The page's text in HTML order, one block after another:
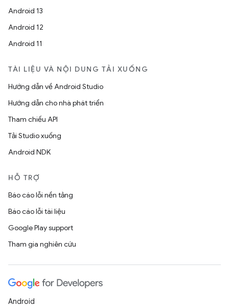
Android 13
Android 12
Android 11
TÀI LIỆU VÀ NỘI DUNG TẢI XUỐNG
Hướng dẫn về Android Studio
Hướng dẫn cho nhà phát triển
Tham chiếu API
Tải Studio xuống
Android NDK
HỖ TRỢ
Báo cáo lỗi nền tảng
Báo cáo lỗi tài liệu
Google Play support
Tham gia nghiên cứu
Android